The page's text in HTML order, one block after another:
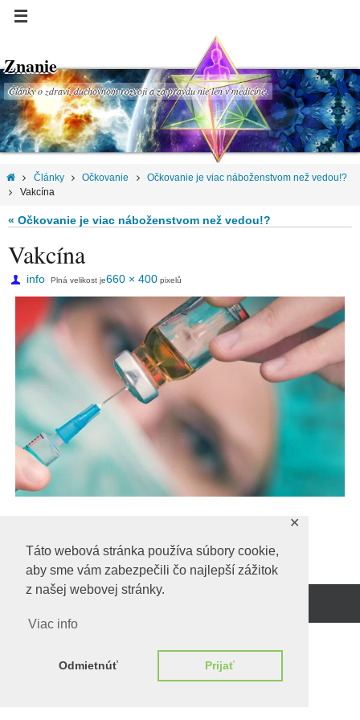
Táto webová stránka používa súbory cookie,
aby sme vám zabezpečili čo najlepší zážitok
z našej webovej stránky.
Viac info
Odmietnúť Prijať
✕
Znanie
Články o zdraví, duchovnom rozvoji a za pravdu nie len v medicíne.
Články Očkovanie
Očkovanie je viac náboženstvom než vedou!?
Vakcína
« Očkovanie je viac náboženstvom než vedou!?
Vakcína
info Plná velikost je660 × 400 pixelů
Predchadzajúci obrázok